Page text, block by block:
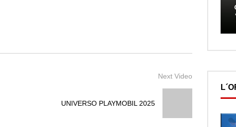
Next Video
UNIVERSO PLAYMOBIL 2025